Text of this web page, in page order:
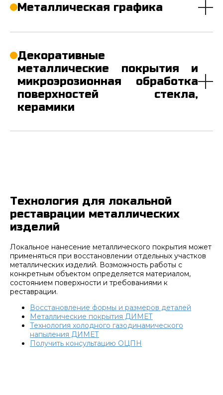
Металлическая графика
Декоративные
металлические покрытия и
микроэрозионная обработка
поверхностей стекла,
керамики
Технология для локальной
реставрации металлических
изделий
Локальное нанесение металлического покрытия может
применяться при восстановлении отдельных участков
металлических изделий. Возможность работы с
конкретным объектом определяется материалом,
состоянием поверхности и требованиями к
реставрации.
Восстановление формы и размеров деталей
Металлические покрытия ДИМЕТ
Технология холодного газодинамического
напыления ДИМЕТ
Получить консультацию ОЦПН